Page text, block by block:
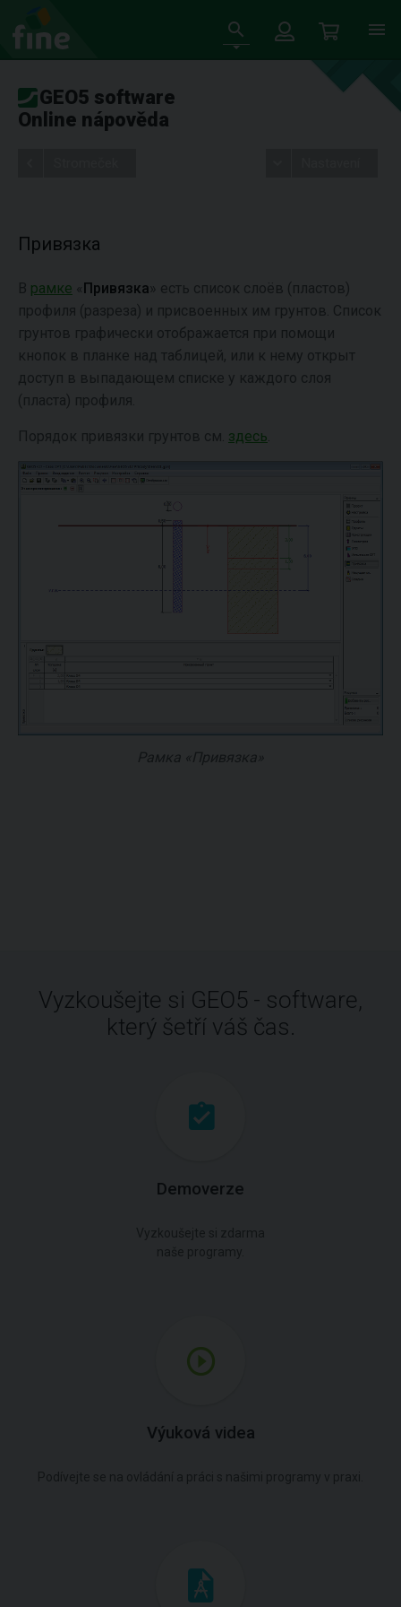
GEO5 software
Online nápověda
Привязка
В рамке « Привязка » есть список слоёв (пластов)
профиля (разреза) и присвоенных им грунтов. Список
грунтов графически отображается при помощи
кнопок в планке над таблицей, или к нему открыт
доступ в выпадающем списке у каждого слоя
(пласта) профиля.
Порядок привязки грунтов см. здесь
Рамка «Привязка»
Vyzkoušejte si GEO5 - software,
který šetří váš čas.
Demoverze
Výuková videa